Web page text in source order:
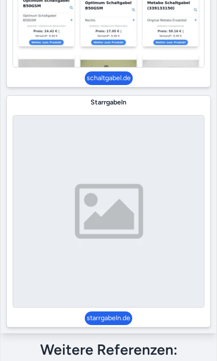
schaltgabel.de
Starrgabeln
starrgabeln.de
Weitere Referenzen: